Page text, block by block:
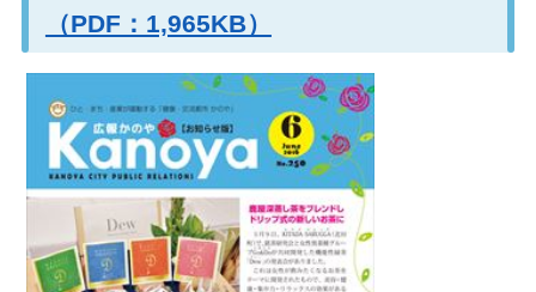
（PDF：1,965KB）